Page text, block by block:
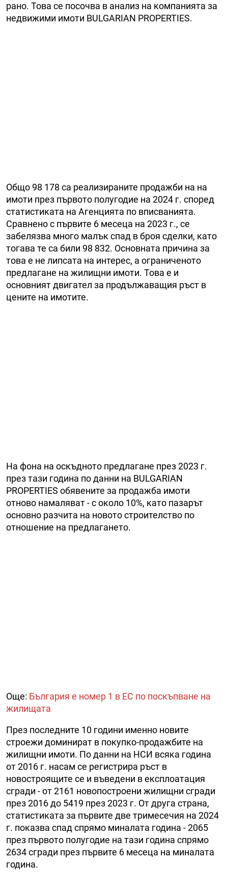
рано. Това се посочва в анализ на компанията за
недвижими имоти BULGARIAN PROPERTIES.
Общо 98 178 са реализираните продажби на на
имоти през първото полугодие на 2024 г. според
статистиката на Агенцията по вписванията.
Сравнено с първите 6 месеца на 2023 г., се
забелязва много малък спад в броя сделки, като
тогава те са били 98 832. Основната причина за
това е не липсата на интерес, а ограниченото
предлагане на жилищни имоти. Това е и
основният двигател за продължаващия ръст в
цените на имотите.
На фона на оскъдното предлагане през 2023 г.
през тази година по данни на BULGARIAN
PROPERTIES обявените за продажба имоти
отново намаляват - с около 10%, като пазарът
основно разчита на новото строителство по
отношение на предлагането.
Още: България е номер 1 в ЕС по поскъпване на
жилищата
През последните 10 години именно новите
строежи доминират в покупко-продажбите на
жилищни имоти. По данни на НСИ всяка година
от 2016 г. насам се регистрира ръст в
новостроящите се и въведени в експлоатация
сгради - от 2161 новопостроени жилищни сгради
през 2016 до 5419 през 2023 г. От друга страна,
статистиката за първите две тримесечия на 2024
г. показва спад спрямо миналата година - 2065
през първото полугодие на тази година спрямо
2634 сгради през първите 6 месеца на миналата
година.